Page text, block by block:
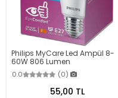
Philips MyCare Led Ampül 8-
60W 806 Lumen
0.0 (0)
55,00 TL